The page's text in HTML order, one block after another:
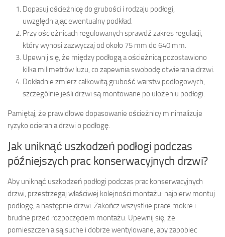
Dopasuj ościeżnicę do grubości i rodzaju podłogi,
uwzględniając ewentualny podkład.
Przy ościeżnicach regulowanych sprawdź zakres regulacji,
który wynosi zazwyczaj od około 75 mm do 640 mm.
Upewnij się, że między podłogą a ościeżnicą pozostawiono
kilka milimetrów luzu, co zapewnia swobodę otwierania drzwi.
Dokładnie zmierz całkowitą grubość warstw podłogowych,
szczególnie jeśli drzwi są montowane po ułożeniu podłogi.
Pamiętaj, że prawidłowe dopasowanie ościeżnicy minimalizuje
ryzyko ocierania drzwi o podłogę.
Jak uniknąć uszkodzeń podłogi podczas
późniejszych prac konserwacyjnych drzwi?
Aby uniknąć uszkodzeń podłogi podczas prac konserwacyjnych
drzwi, przestrzegaj właściwej kolejności montażu: najpierw montuj
podłogę, a następnie drzwi. Zakończ wszystkie prace mokre i
brudne przed rozpoczęciem montażu. Upewnij się, że
pomieszczenia są suche i dobrze wentylowane, aby zapobiec